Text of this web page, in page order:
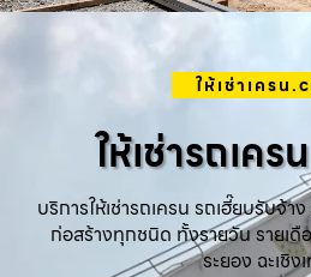
ให้เช่าเครน
ให้เช่ารถเคร
บริการให้เช่ารถเครน รถเฮี๊ยบรับจ้า
ก่อสร้างทุกชนิด ทั้งรายวัน รายเ
ระยอง ฉะเชิง